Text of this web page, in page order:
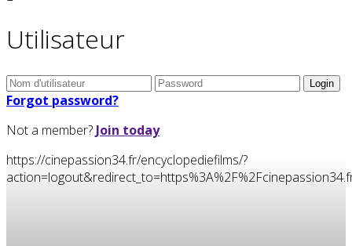
Utilisateur
Forgot password?
Not a member? Join today
https://cinepassion34.fr/encyclopediefilms/?